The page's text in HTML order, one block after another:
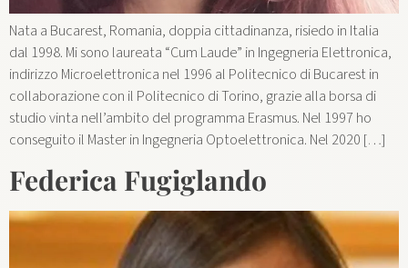
Nata a Bucarest, Romania, doppia cittadinanza, risiedo in Italia
dal 1998. Mi sono laureata “Cum Laude” in Ingegneria Elettronica,
indirizzo Microelettronica nel 1996 al Politecnico di Bucarest in
collaborazione con il Politecnico di Torino, grazie alla borsa di
studio vinta nell’ambito del programma Erasmus. Nel 1997 ho
conseguito il Master in Ingegneria Optoelettronica. Nel 2020 […]
Federica Fugiglando